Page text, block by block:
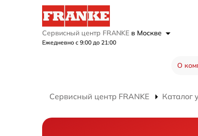
Сервисный центр FRANKE в Москве
Ежедневно с 9:00 до 21:00
О
Сервисный центр FRANKE Каталог